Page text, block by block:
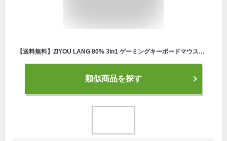
【送料無料】ZIYOU LANG 80% 3in1 ゲーミングキーボードマウスセット レインボーバックライト 87キー コンパクト 2.4Gワイヤレス 充電式 大容量3800mAh 英語配列 メカニカルゲームキーボード 2400DPI RGB 静音 多ボタン 無線ゲーミングマウス マウスパット付き
類似商品を探す